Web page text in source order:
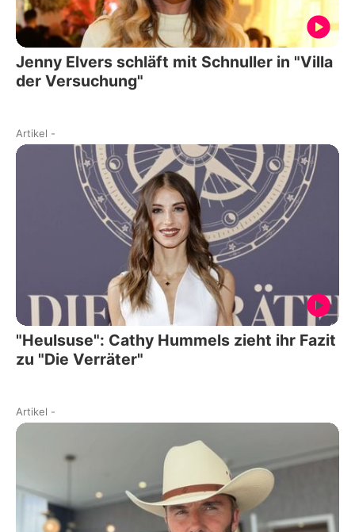
Jenny Elvers schläft mit Schnuller in "Villa
der Versuchung"
Artikel -
"Heulsuse": Cathy Hummels zieht ihr Fazit
zu "Die Verräter"
Artikel -